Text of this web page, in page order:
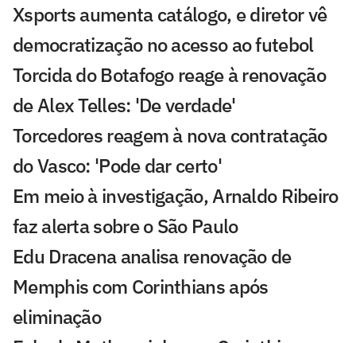
Xsports aumenta catálogo, e diretor vê
democratização no acesso ao futebol
Torcida do Botafogo reage à renovação
de Alex Telles: 'De verdade'
Torcedores reagem à nova contratação
do Vasco: 'Pode dar certo'
Em meio à investigação, Arnaldo Ribeiro
faz alerta sobre o São Paulo
Edu Dracena analisa renovação de
Memphis com Corinthians após
eliminação